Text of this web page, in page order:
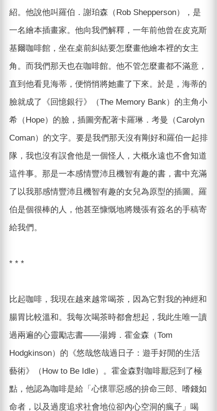
紹。他說他叫羅伯．謝珀森（Rob Shepperson），是
一名繪本插畫家。他向我們解釋，一年前他曾在皮克斯
基爾咖啡館，坐在桌前糾結要怎麼畫他繪本裡的女主
角。而我們那天也在咖啡館。他不管怎麼畫都不滿意，
直到他看見海蒂，便悄悄將她畫了下來。於是，海蒂的
臉就成了《回憶銀行》（The Memory Bank）的主角小
希（Hope）的臉，插圖旁配著卡羅琳．考曼（Carolyn
Coman）的文字。要是我們那天沒有剛好和羅伯一起排
隊，我也沒有誤會他是一個怪人，大概永遠也不會知道
這件事。那是一本感情豐沛且機智有趣的書，書中充滿
了以我那感情豐沛且機智有趣的女兒為原型的插圖。羅
伯是個很棒的人，他甚至慷慨地將幾張有簽名的手稿寄
給我們。
* * *
比起咖啡，我現在越來越常喝茶，因為它對我的神經和
腸胃比較溫和。我每次喝茶時都會想起，我此生唯一讀
過兩遍的心靈勵志書——湯姆．霍金森（Tom
Hodgkinson）的《悠哉悠哉過日子：遊手好閒的生活
藝術》（How to Be Idle）。霍金森對咖啡厭惡到了極
點，他認為咖啡是給「心懷罪惡感的拚命三郎、嗜錢如
命者，以及過度追求社會地位卻內心空洞的瘋子」喝